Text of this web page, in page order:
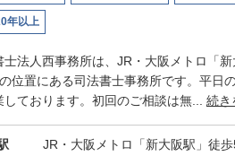
年以上
士法人西事務所は、JR・大阪メトロ「
位置にある司法書士事務所です。平日
しております。初回のご相談は無... 続き
JR・大阪メトロ「新大阪駅」徒